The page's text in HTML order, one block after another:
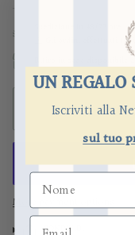
More payment options
CONDIVIDI
UN REGALO
Iscriviti alla
sul tuo